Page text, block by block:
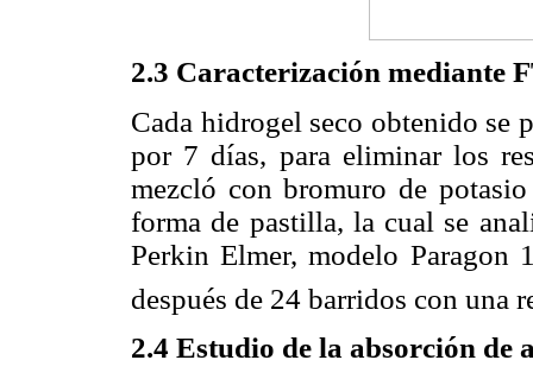
2.3 Caracterización mediante
Cada hidrogel seco obtenido se
por 7 días, para eliminar los
mezcló con bromuro de
forma de pastilla, la cual se
Perkin Elmer, modelo Paragon
después de 24 barridos con una
2.4 Estudio de la absorción de